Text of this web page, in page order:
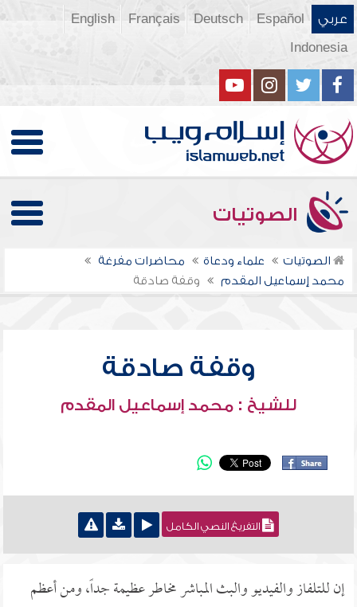
عربي Español
Deutsch
Français
English
Indonesia
الصوتيات
الصوتيات علماء ودعاة
محاضرات مفرغة
محمد إسماعيل المقدم
وقفة صادقة
وقفة صادقة
للشيخ : محمد إسماعيل المقدم
التفريغ النصي الكامل
إن للتلفاز والفيديو والبث المباشر مخاطر عظيمة جداً، ومن أعظم